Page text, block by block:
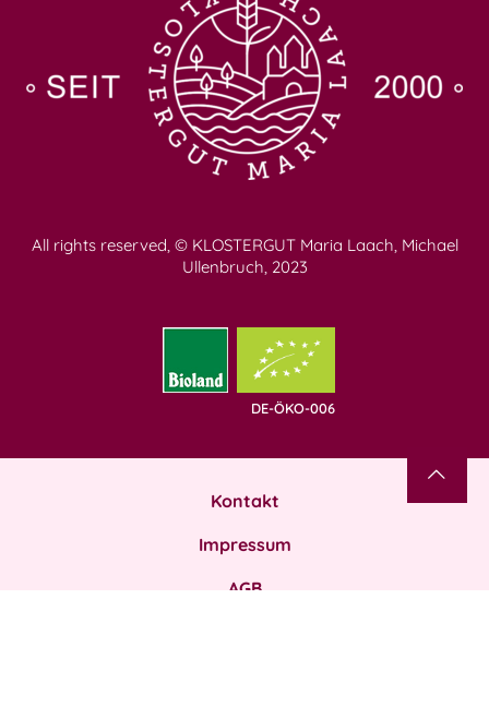
All rights reserved, © KLOSTERGUT Maria Laach, Michael
Ullenbruch, 2023
DE-ÖKO-006
Kontakt
Impressum
AGB